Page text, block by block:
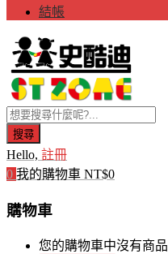
結帳
搜尋
Hello, 註冊
0 我的購物車 NT$0
購物車
您的購物車中沒有商品